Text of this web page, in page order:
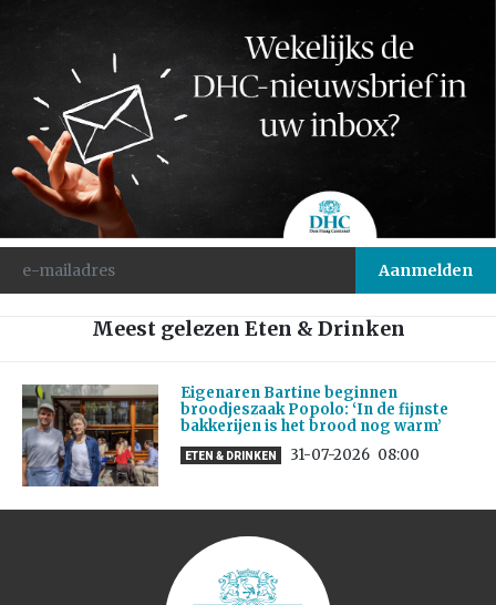
Meest gelezen Eten & Drinken
Eigenaren Bartine beginnen
broodjeszaak Popolo: ‘In de fijnste
bakkerijen is het brood nog warm’
ETEN & DRINKEN 31-07-2026 08:00